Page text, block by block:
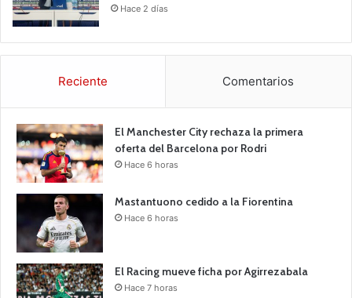
Hace 2 días
Reciente Comentarios
El Manchester City rechaza la primera
oferta del Barcelona por Rodri
Hace 6 horas
Mastantuono cedido a la Fiorentina
Hace 6 horas
El Racing mueve ficha por Agirrezabala
Hace 7 horas